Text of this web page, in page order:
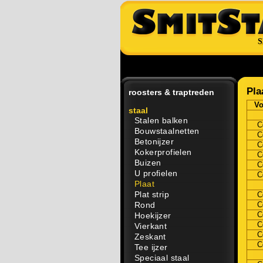
roosters & traptreden
staal
Stalen balken
Bouwstaalnetten
Betonijzer
Kokerprofielen
Buizen
U profielen
Plaat
Plat strip
Rond
Hoekijzer
Vierkant
Zeskant
Tee ijzer
Speciaal staal